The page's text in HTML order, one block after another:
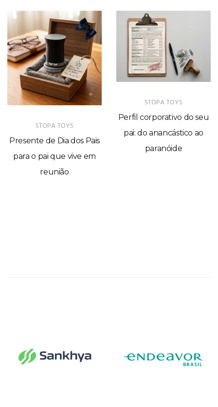
STOPA TOYS
Presente de Dia dos Pais
para o pai que vive em
reunião
STOPA TOYS
Perfil corporativo do seu
pai: do anancástico ao
paranóide